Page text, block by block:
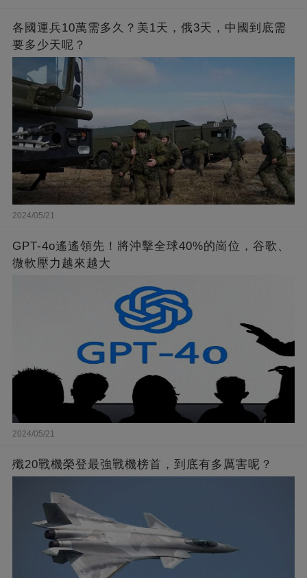
各國運兵10萬需多久？美1天，俄3天，中國到底需
要多少天呢？
2024/05/21
GPT-4o遙遙領先！將沖擊全球40%的崗位，谷歌、
微軟壓力越來越大
2024/05/21
殲20戰機榮登最強戰機榜首，到底有多厲害呢？